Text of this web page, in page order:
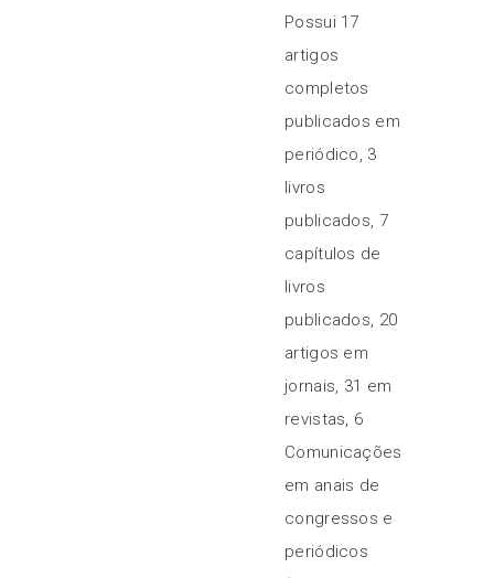
Possui 17
artigos
completos
publicados em
periódico, 3
livros
publicados, 7
capítulos de
livros
publicados, 20
artigos em
jornais, 31 em
revistas, 6
Comunicações
em anais de
congressos e
periódicos